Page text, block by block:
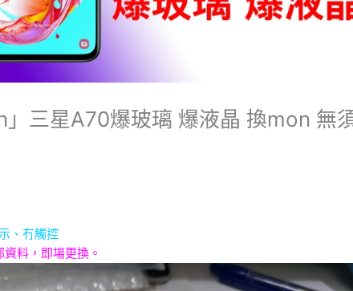
」三星A70爆玻璃 爆液晶 換mon 無
、冇觸控
料，即場更換。